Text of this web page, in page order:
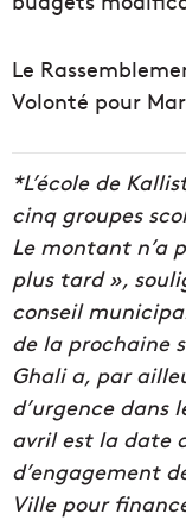
Le
Volonté pour
*L’école de
cinq groupes
Le montant n’a
plus tard »,
conseil
de la prochaine
Ghali a, par
d’urgence dans
avril est la date
d’engagement
Ville pour